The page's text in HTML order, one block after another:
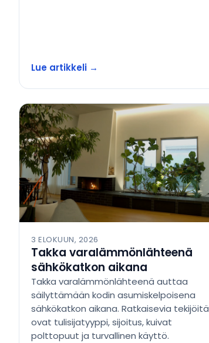
Lue artikkeli →
3 ELOKUUN, 2026
Takka varalämmönlähteenä
sähkökatkon aikana
Takka varalämmönlähteenä auttaa
säilyttämään kodin asumiskelpoisena
sähkökatkon aikana. Ratkaisevia tekijöitä
ovat tulisijatyyppi, sijoitus, kuivat
polttopuut ja turvallinen käyttö.